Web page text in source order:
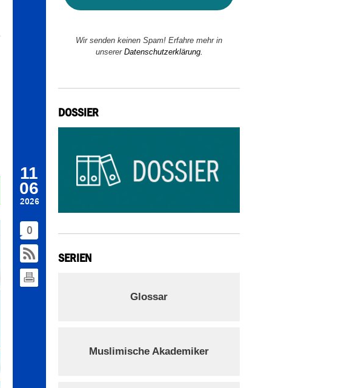
11
06
2026
0
Wir senden keinen Spam! Erfahre mehr in
unserer Datenschutzerklärung.
DOSSIER
SERIEN
Glossar
Muslimische Akademiker